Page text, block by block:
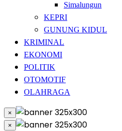
Simalungun
KEPRI
GUNUNG KIDUL
KRIMINAL
EKONOMI
POLITIK
OTOMOTIF
OLAHRAGA
×
×